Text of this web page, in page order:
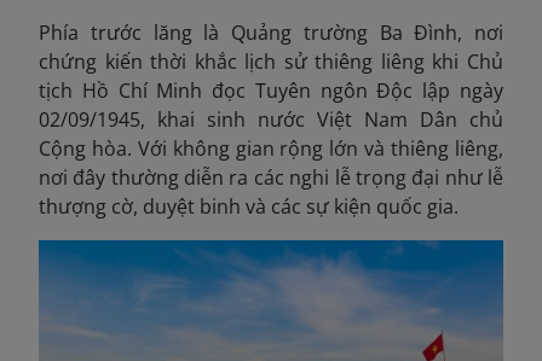
Phía trước lăng là Quảng trường Ba Đình, nơi
chứng kiến thời khắc lịch sử thiêng liêng khi Chủ
tịch Hồ Chí Minh đọc Tuyên ngôn Độc lập ngày
02/09/1945, khai sinh nước Việt Nam Dân chủ
Cộng hòa. Với không gian rộng lớn và thiêng liêng,
nơi đây thường diễn ra các nghi lễ trọng đại như lễ
thượng cờ, duyệt binh và các sự kiện quốc gia.